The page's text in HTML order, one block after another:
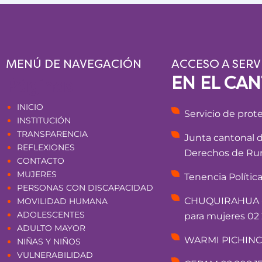
MENÚ DE NAVEGACIÓN
INICIO
INSTITUCIÓN
TRANSPARENCIA
REFLEXIONES
CONTACTO
MUJERES
PERSONAS CON DISCAPACIDAD
MOVILIDAD HUMANA
ADOLESCENTES
ADULTO MAYOR
NIÑAS Y NIÑOS
VULNERABILIDAD
ACCESO A
EN EL
Servicio de
Junta cantonal
Derechos de
Tenencia
para mujeres 02
WARMI